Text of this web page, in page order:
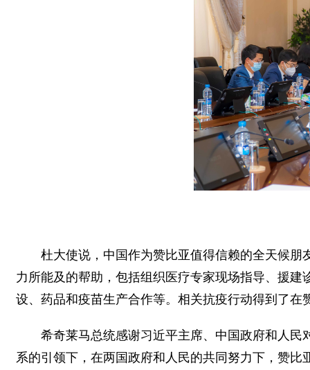
杜大使说，中国作为赞比亚值得信赖的全天候
力所能及的帮助，包括组织医疗专家现场指导、援
设、药品和疫苗生产合作等。相关抗疫行动得到了在
希奇莱马总统感谢习近平主席、中国政府和人
系的引领下，在两国政府和人民的共同努力下，赞比